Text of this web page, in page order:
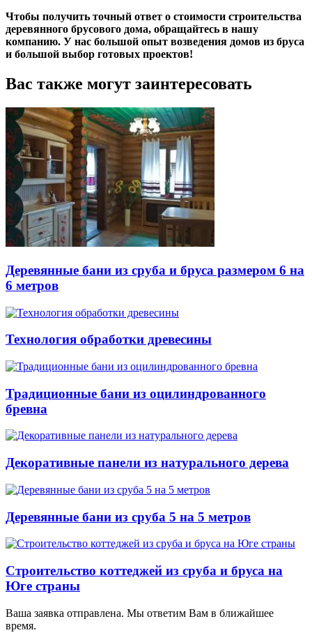
Чтобы получить точный ответ о стоимости строительства
деревянного брусового дома, обращайтесь в нашу
компанию. У нас большой опыт возведения домов из бруса
и большой выбор готовых проектов!
Вас также могут заинтересовать
Деревянные бани из сруба и бруса размером 6 на
6 метров
Технология обработки древесины
Традиционные бани из оцилиндрованного
бревна
Декоративные панели из натурального дерева
Деревянные бани из сруба 5 на 5 метров
Строительство коттеджей из сруба и бруса на
Юге страны
Ваша заявка отправлена. Мы ответим Вам в ближайшее
время.